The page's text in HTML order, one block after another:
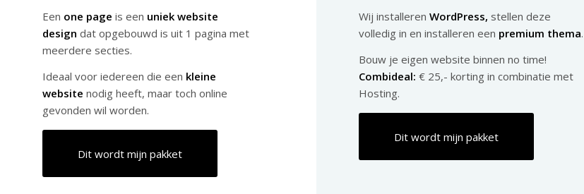
Een one page is een uniek website
design dat opgebouwd is uit 1 pagina met
meerdere secties.
Ideaal voor iedereen die een kleine
website nodig heeft, maar toch online
gevonden wil worden.
Dit wordt mijn pakket
Wij installeren WordPress, stellen deze
volledig in en installeren een premium thema.
Bouw je eigen website binnen no time!
Combideal: € 25,- korting in combinatie met
Hosting.
Dit wordt mijn pakket